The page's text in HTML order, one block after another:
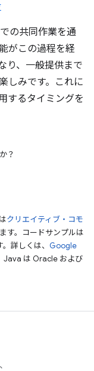
での共同作業を通
がこの過程を経
り、一般提供まで
しみです。これに
するタイミングを
？
クリエイティブ・コモ
す。コードサンプルは
詳しくは、 Google
Java は Oracle および